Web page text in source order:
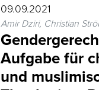
09.09.2021
Amir Dziri, Christian
Aufgabe für
und